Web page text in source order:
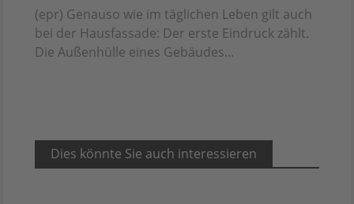
(epr) Genauso wie im täglichen Leben gilt auch
bei der Hausfassade: Der erste Eindruck zählt.
Die Außenhülle eines Gebäudes...
Dies könnte Sie auch interessieren